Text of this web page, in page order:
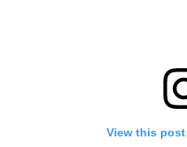
View this